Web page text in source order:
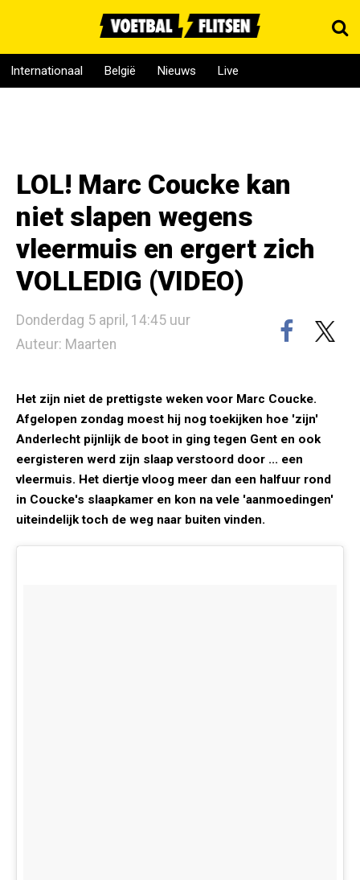
Internationaal België Nieuws Live
LOL! Marc Coucke kan
niet slapen wegens
vleermuis en ergert zich
VOLLEDIG (VIDEO)
Donderdag 5 april, 14:45 uur
Auteur: Maarten
Het zijn niet de prettigste weken voor Marc Coucke.
Afgelopen zondag moest hij nog toekijken hoe 'zijn'
Anderlecht pijnlijk de boot in ging tegen Gent en ook
eergisteren werd zijn slaap verstoord door ... een
vleermuis. Het diertje vloog meer dan een halfuur rond
in Coucke's slaapkamer en kon na vele 'aanmoedingen'
uiteindelijk toch de weg naar buiten vinden.